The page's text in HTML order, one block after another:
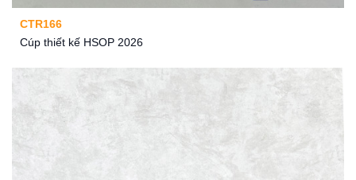
CTR166
Cúp thiết kế HSOP 2026